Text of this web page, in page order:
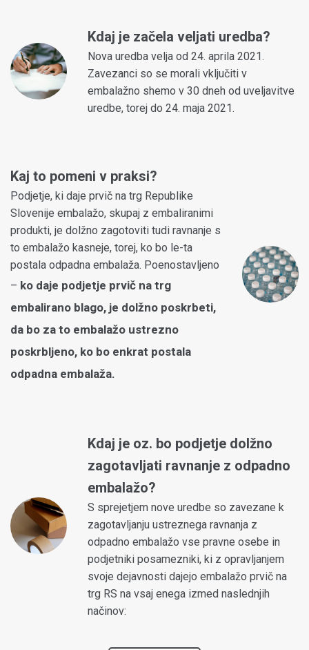
Kdaj je začela veljati uredba?
Nova uredba velja od 24. aprila 2021.
Zavezanci so se morali vključiti v
embalažno shemo v 30 dneh od uveljavitve
uredbe, torej do 24. maja 2021.
Kaj to pomeni v praksi?
Podjetje, ki daje prvič na trg Republike
Slovenije embalažo, skupaj z embaliranimi
produkti, je dolžno zagotoviti tudi ravnanje s
to embalažo kasneje, torej, ko bo le-ta
postala odpadna embalaža. Poenostavljeno
– ko daje podjetje prvič na trg
embalirano blago, je dolžno poskrbeti,
da bo za to embalažo ustrezno
poskrbljeno, ko bo enkrat postala
odpadna embalaža.
Kdaj je oz. bo podjetje dolžno
zagotavljati ravnanje z odpadno
embalažo?
S sprejetjem nove uredbe so zavezane k
zagotavljanju ustreznega ravnanja z
odpadno embalažo vse pravne osebe in
podjetniki posamezniki, ki z opravljanjem
svoje dejavnosti dajejo embalažo prvič na
trg RS na vsaj enega izmed naslednjih
načinov: